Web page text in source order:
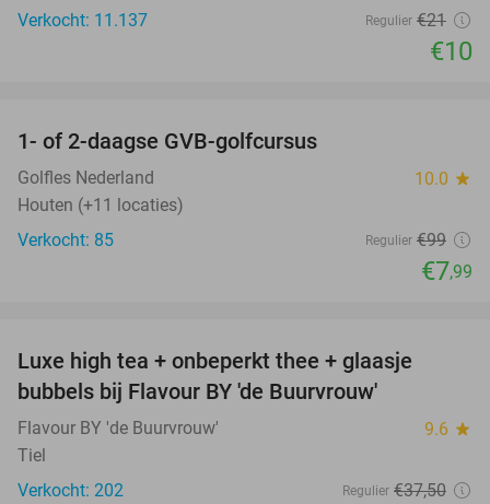
Verkocht: 11.137 Regulier €21
€10
1- of 2-daagse GVB-golfcursus
Golfles Nederland 10.0 star
Houten (+11 locaties)
Verkocht: 85
Regulier €99
€7,99
Luxe high tea + onbeperkt thee + glaasje
bubbels bij Flavour BY 'de Buurvrouw'
Flavour BY 'de Buurvrouw' 9.6 star
Tiel
Verkocht: 202
Regulier €37,50